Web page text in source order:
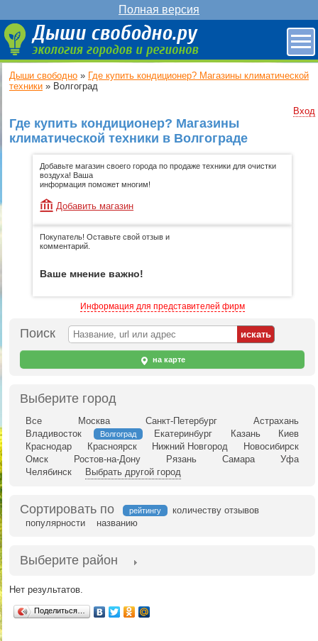
Полная версия
Дыши свободно » Где купить кондиционер? Магазины климатической
техники » Волгоград
Вход
Где купить кондиционер? Магазины
климатической техники в Волгограде
Добавьте магазин своего города по продаже техники для очистки
воздуха! Ваша
информация поможет многим!
Добавить магазин
Покупатель! Оставьте свой отзыв и
комментарий.
Ваше мнение важно!
Информация для представителей фирм
Поиск
на карте
Выберите город
Все Москва Санкт-Петербург
Астрахань
Владивосток
Волгоград Екатеринбург Казань
Киев
Краснодар
Красноярск Нижний Новгород
Новосибирск
Омск
Ростов-на-Дону Рязань Самара
Уфа
Челябинск
Выбрать другой город
Сортировать по рейтингу
количеству отзывов
популярности
названию
Выберите район
Нет результатов.
Поделиться…